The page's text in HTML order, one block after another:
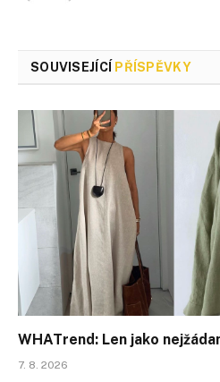
SOUVISEJÍCÍ PŘÍSPĚVKY
WHATrend: Len jako
7. 8. 2026